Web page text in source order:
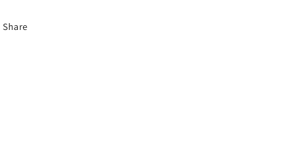
Share